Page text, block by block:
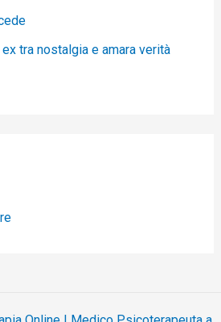
tra nostalgia e amara verità